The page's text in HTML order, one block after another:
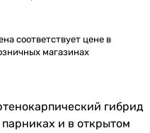
соответствует цене в
магазинах
гибрид
и в открытом